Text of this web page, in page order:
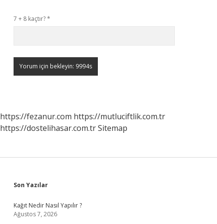
7 + 8 kaçtır?*
https://fezanur.com https://mutluciftlik.com.tr
https://dostelihasar.com.trSitemap
Sidebar
Son Yazılar
Kağıt Nedir Nasıl Yapılır ?
Ağustos 7, 2026